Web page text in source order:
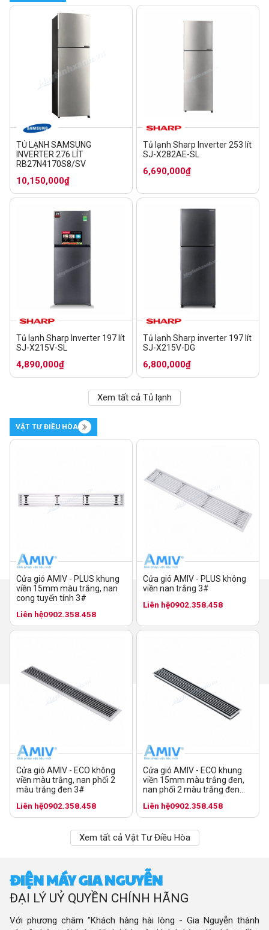
TỦ LẠNH SAMSUNG
INVERTER 276 LÍT
RB27N4170S8/SV
10,150,000₫
Tủ lạnh Sharp Inverter 253 lít
SJ-X282AE-SL
6,690,000₫
Tủ lạnh Sharp Inverter 197 lít
SJ-X215V-SL
4,890,000₫
Tủ lạnh Sharp inverter 197 lít
SJ-X215V-DG
6,800,000₫
Xem tất cả Tủ lạnh
VẬT TƯ ĐIỀU HÒA
Cửa gió AMIV - PLUS khung
viền 15mm màu trắng, nan
cong tuyến tính 3#
Liên hệ0902.358.458
Cửa gió AMIV - PLUS không
viền nan trắng 3#
Liên hệ0902.358.458
Cửa gió AMIV - ECO không
viền màu trắng, nan phối 2
màu trắng đen 3#
Liên hệ0902.358.458
Cửa gió AMIV - ECO khung
viền 15mm màu trắng đen,
nan phối 2 màu trắng đen
Liên hệ0902.358.458
Xem tất cả Vật Tư Điều Hòa
ĐIỆN MÁY GIA NGUYỄN
ĐẠI LÝ UỶ QUYỀN CHÍNH HÃNG
Với phương châm "Khách hàng hài lòng - Gia Nguyễn thành